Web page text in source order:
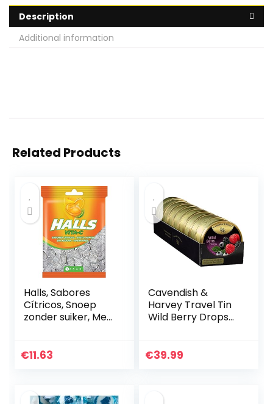
Description
Additional information
Related Products
Halls, Sabores
Cítricos, Snoep
zonder suiker, Met
€11.63
Cavendish &
Harvey Travel Tin
Wild Berry Drops
€39.99